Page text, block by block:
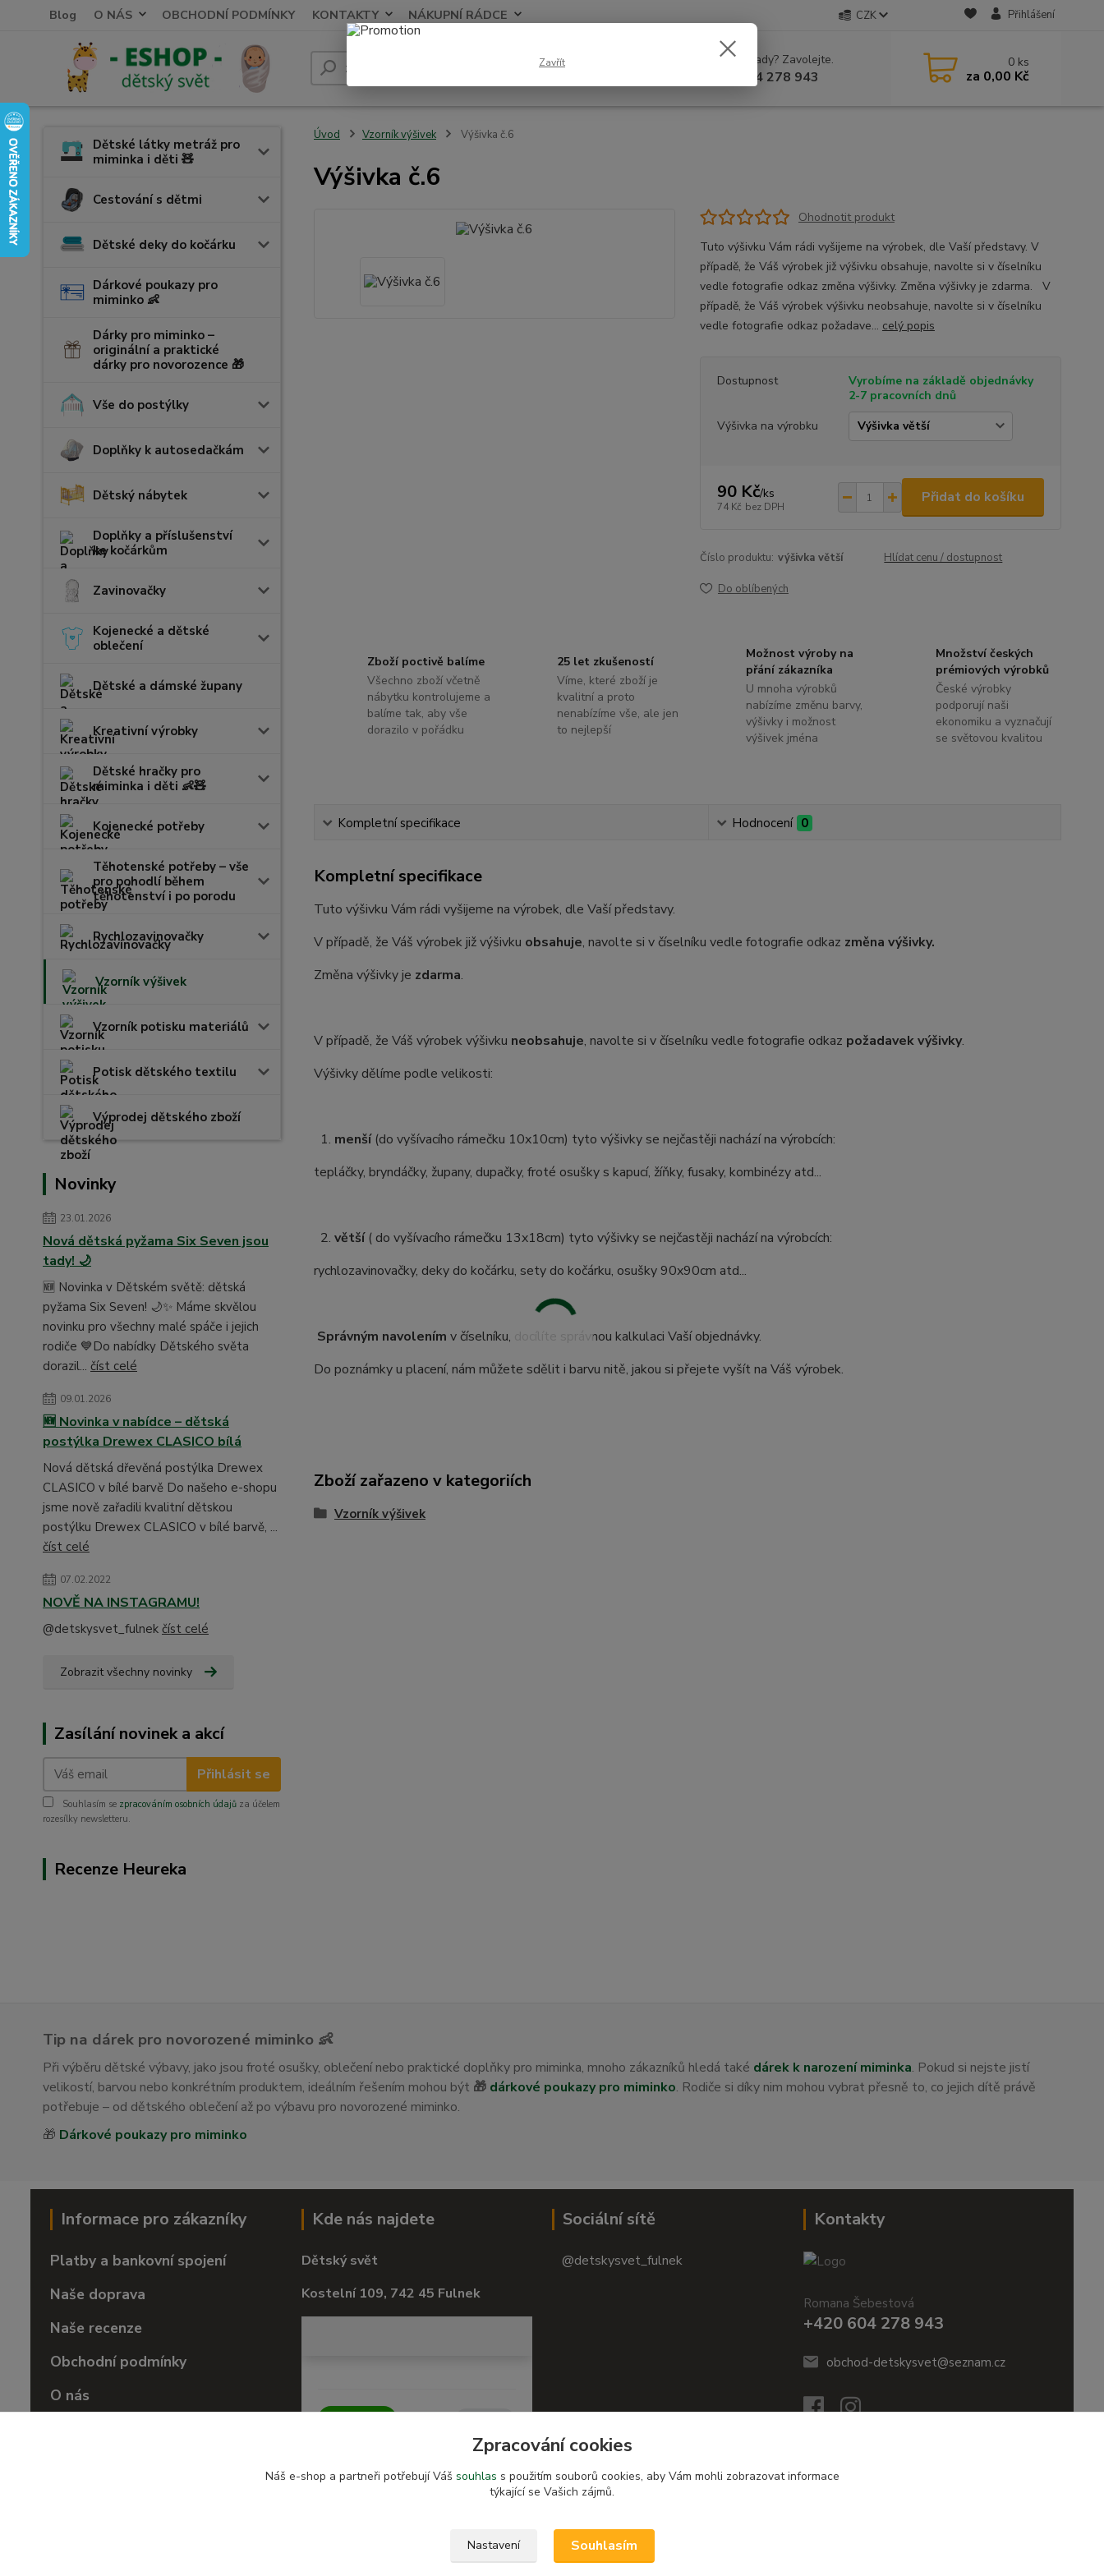
Blog O NÁS OBCHODNÍ PODMÍNKY KONTAKTY NÁKUPNÍ RÁDCE CZK Přihlášení
Hledat Nevíte si rady? Zavolejte.
+420 604 278 943
0 ks
za 0,00 Kč
Dětské látky metráž pro
miminka i děti 🧸
Cestování s dětmi
Dětské deky do kočárku
Dárkové poukazy pro
miminko 👶
Dárky pro miminko –
originální a praktické
dárky pro novorozence 🎁
Vše do postýlky
Doplňky k autosedačkám
Dětský nábytek
Doplňky a příslušenství
ke kočárkům
Zavinovačky
Kojenecké a dětské
oblečení
Dětské a dámské župany
Kreativní výrobky
Dětské hračky pro
miminka i děti 👶🧸
Kojenecké potřeby
Těhotenské potřeby – vše
pro pohodlí během
těhotenství i po porodu
Rychlozavinovačky
Vzorník výšivek
Vzorník potisku materiálů
Potisk dětského textilu
Výprodej dětského zboží
Novinky
23.01.2026
Nová dětská pyžama Six Seven jsou
tady! 🌙
🆕 Novinka v Dětském světě: dětská
pyžama Six Seven! 🌙✨ Máme skvělou
novinku pro všechny malé spáče i jejich
rodiče 💙Do nabídky Dětského světa
dorazil... číst celé
09.01.2026
🆕 Novinka v nabídce – dětská
postýlka Drewex CLASICO bílá
Nová dětská dřevěná postýlka Drewex
CLASICO v bílé barvě Do našeho e-shopu
jsme nově zařadili kvalitní dětskou
postýlku Drewex CLASICO v bílé barvě, ...
číst celé
07.02.2022
NOVĚ NA INSTAGRAMU!
@detskysvet_fulnek číst celé
Zobrazit všechny novinky
Zasílání novinek a akcí
Přihlásit se
Souhlasím se zpracováním osobních údajů za účelem
rozesílky newsletteru.
Recenze Heureka
Úvod Vzorník výšivek Výšivka č.6
Výšivka č.6
Ohodnotit produkt
Tuto výšivku Vám rádi vyšijeme na výrobek, dle Vaší představy. V
případě, že Váš výrobek již výšivku obsahuje, navolte si v číselníku
vedle fotografie odkaz změna výšivky. Změna výšivky je zdarma. V
případě, že Váš výrobek výšivku neobsahuje, navolte si v číselníku
vedle fotografie odkaz požadave... celý popis
Dostupnost
Vyrobíme na základě objednávky
2-7 pracovních dnů
Výšivka na výrobku
90 Kč/ks
74 Kč bez DPH
Přidat do košíku
Číslo produktu: výšivka větší Hlídat cenu / dostupnost
Do oblíbených
Zboží poctivě balíme
Všechno zboží včetně
nábytku kontrolujeme a
balíme tak, aby vše
dorazilo v pořádku
25 let zkušeností
Víme, které zboží je
kvalitní a proto
nenabízíme vše, ale jen
to nejlepší
Možnost výroby na
přání zákazníka
U mnoha výrobků
nabízíme změnu barvy,
výšivky i možnost
výšivek jména
Množství českých
prémiových výrobků
České výrobky
podporují naši
ekonomiku a vyznačují
se světovou kvalitou
Kompletní specifikace Hodnocení 0
Kompletní specifikace
Tuto výšivku Vám rádi vyšijeme na výrobek, dle Vaší představy.
V případě, že Váš výrobek již výšivku obsahuje, navolte si v číselníku vedle fotografie odkaz změna výšivky.
Změna výšivky je zdarma.
V případě, že Váš výrobek výšivku neobsahuje, navolte si v číselníku vedle fotografie odkaz požadavek výšivky.
Výšivky dělíme podle velikosti:
1. menší(do vyšívacího rámečku 10x10cm) tyto výšivky se nejčastěji nachází na výrobcích:
tepláčky, bryndáčky, župany, dupačky, froté osušky s kapucí, žíňky, fusaky, kombinézy atd...
2. větší( do vyšívacího rámečku 13x18cm) tyto výšivky se nejčastěji nachází na výrobcích:
rychlozavinovačky, deky do kočárku, sety do kočárku, osušky 90x90cm atd...
Správným navolením v číselníku, docílíte správnou kalkulaci Vaší objednávky.
Do poznámky u placení, nám můžete sdělit i barvu nitě, jakou si přejete vyšít na Váš výrobek.
Zboží zařazeno v kategoriích
Vzorník výšivek
Tip na dárek pro novorozené miminko 👶
Při výběru dětské výbavy, jako jsou froté osušky, oblečení nebo praktické doplňky pro miminka, mnoho zákazníků hledá také dárek k narození miminka. Pokud si nejste jistí
velikostí, barvou nebo konkrétním produktem, ideálním řešením mohou být 🎁 dárkové poukazy pro miminko. Rodiče si díky nim mohou vybrat přesně to, co jejich dítě právě
potřebuje – od dětského oblečení až po výbavu pro novorozené miminko.
🎁 Dárkové poukazy pro miminko
Informace pro zákazníky
Platby a bankovní spojení
Naše doprava
Naše recenze
Obchodní podmínky
O nás
Kde nás najdete
Dětský svět
Kostelní 109, 742 45 Fulnek
Sociální sítě
@detskysvet_fulnek
Kontakty
Romana Šebestová
+420 604 278 943
obchod-detskysvet@seznam.cz
Zavřít
Zpracování cookies
Náš e-shop a partneři potřebují Váš souhlas s použitím souborů cookies, aby Vám mohli zobrazovat informace
týkající se Vašich zájmů.
Nastavení Souhlasím